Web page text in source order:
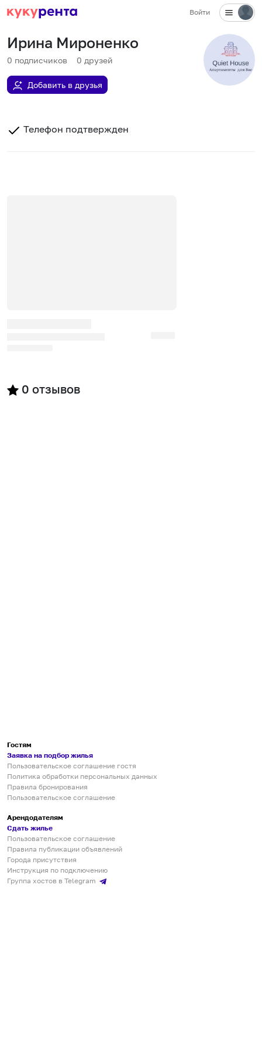
Войти
Ирина Мироненко
0 подписчиков 0 друзей
Добавить в друзья
Телефон подтвержден
0 отзывов
Гостям
Заявка на подбор жилья
Пользовательское соглашение гостя
Политика обработки персональных данных
Правила бронирования
Пользовательское соглашение
Арендодателям
Сдать жилье
Пользовательское соглашение
Правила публикации объявлений
Города присутствия
Инструкция по подключению
Группа хостов в Telegram